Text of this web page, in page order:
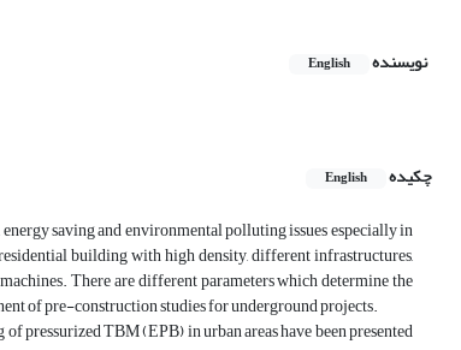
نویسنده English
چکیده
English
saving and environmental polluting issues especially in
building with high density, different infrastructures,
There are different parameters which determine the
of pre-construction studies for underground projects.
pressurized TBM (EPB) in urban areas have been presented